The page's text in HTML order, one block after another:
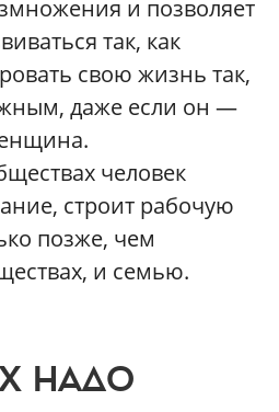
и позволяет
так, как
свою жизнь так,
даже если он —
человек
строит рабочую
позже, чем
и семью.
НАДО